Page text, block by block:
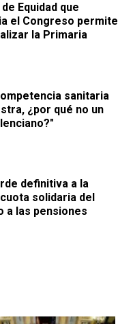
de Equidad que
el Congreso permite
la Primaria
sanitaria
¿por qué no un
definitiva a la
solidaria del
a las pensiones